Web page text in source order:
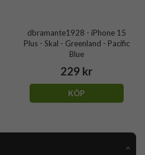
dbramante1928 - iPhone 15
Plus - Skal - Greenland - Pacific
Blue
229 kr
KÖP